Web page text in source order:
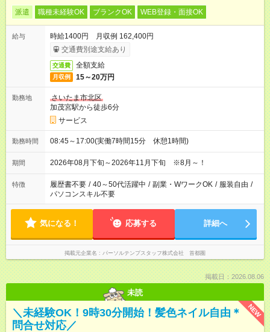
派遣 職種未経験OK ブランクOK WEB登録・面接OK
給与
時給1400円 月収例 162,400円
交通費別途支給あり
交通費 全額支給
月収例 15～20万円
勤務地
さいたま市北区
加茂宮駅から徒歩6分
サービス
勤務時間 08:45～17:00(実働7時間15分 休憩1時間)
期間 2026年08月下旬～2026年11月下旬 ※8月～！
特徴 履歴書不要 / 40～50代活躍中 / 副業・WワークOK / 服装自由 /
パソコンスキル不要
気になる！ 応募する 詳細へ
掲載元企業名 パーソルテンプスタッフ株式会社 首都圏
掲載日：2026.08.06
未読
NEW
＼未経験OK！9時30分開始！髪色ネイル自由＊
問合せ対応／